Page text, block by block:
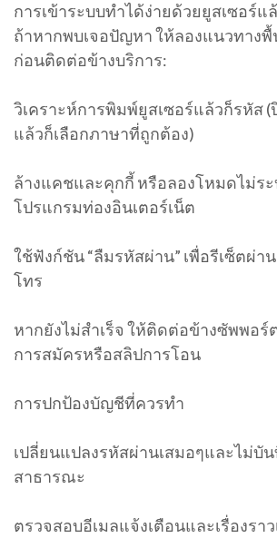
การเข้าระบบทำได้ง่ายด้วยยูสเซอร์
ถ้าหากพบเจอปัญหา ให้ลองแนวทาง
ก่อนติดต่อข้างบริการ:
วิเคราะห์การพิมพ์ยูสเซอร์แล้วก็รหัส (
แล้วก็เลือกภาษาที่ถูกต้อง)
ล้างแคชและคุกกี้ หรือลองโหมดไม่ร
โปรแกรมท่องอินเตอร์เน็ต
ใช้ฟังก์ชัน “ลืมรหัสผ่าน” เพื่อรีเซ็ตผ่า
โทร
หากยังไม่สำเร็จ ให้ติดต่อข้างซัพพอ
การสมัครหรือสลิปการโอน
การปกป้องบัญชีที่ควรทำ
เปลี่ยนแปลงรหัสผ่านเสมอๆและไม่บั
สาธารณะ
ตรวจสอบอีเมลแจ้งเตือนและเรื่องรา